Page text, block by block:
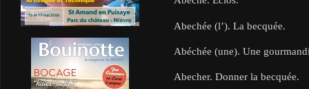
Abechée (l’). La becquée.
Abéchée (une). Une
Abecher. Donner la becquée.